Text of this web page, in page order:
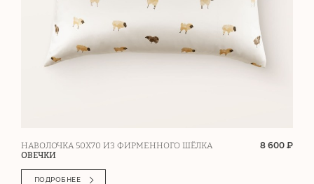
НАВОЛОЧКА 50Х70 ИЗ ФИРМЕННОГО ШЁЛКА
ОВЕЧКИ
8 600 ₽
ПОДРОБНЕЕ